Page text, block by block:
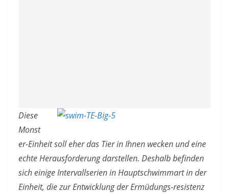
Diese
Monst
er-Einheit soll eher das Tier in Ihnen wecken und eine
echte Herausforderung darstellen. Deshalb befinden
sich einige Intervallserien in Hauptschwimmart in der
Einheit, die zur Entwicklung der Ermüdungs-resistenz